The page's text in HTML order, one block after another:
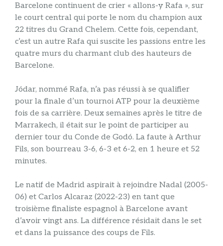
Barcelone continuent de crier « allons-y Rafa », sur
le court central qui porte le nom du champion aux
22 titres du Grand Chelem. Cette fois, cependant,
c’est un autre Rafa qui suscite les passions entre les
quatre murs du charmant club des hauteurs de
Barcelone.
Jódar, nommé Rafa, n’a pas réussi à se qualifier
pour la finale d’un tournoi ATP pour la deuxième
fois de sa carrière. Deux semaines après le titre de
Marrakech, il était sur le point de participer au
dernier tour du Conde de Godó. La faute à Arthur
Fils, son bourreau 3-6, 6-3 et 6-2, en 1 heure et 52
minutes.
Le natif de Madrid aspirait à rejoindre Nadal (2005-
06) et Carlos Alcaraz (2022-23) en tant que
troisième finaliste espagnol à Barcelone avant
d’avoir vingt ans. La différence résidait dans le set
et dans la puissance des coups de Fils.